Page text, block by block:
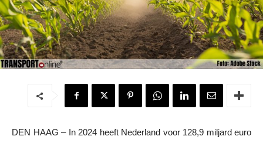
DEN HAAG – In 2024 heeft Nederland voor 128,9 miljard euro